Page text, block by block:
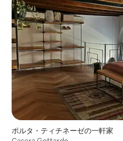
ポルタ・ティチネーゼの一軒家